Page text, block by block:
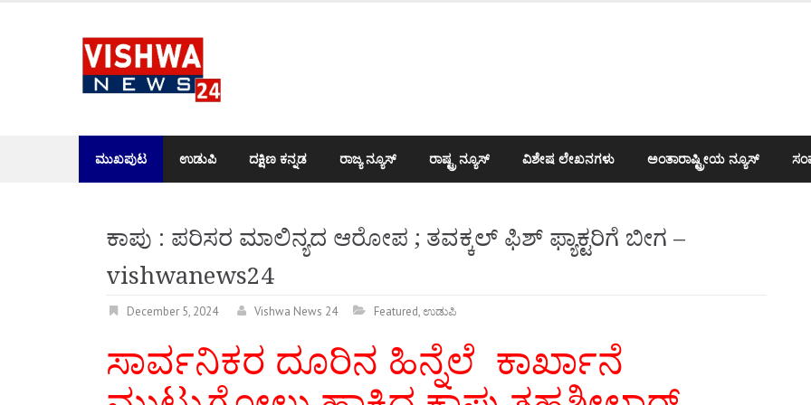
ಮುಖಪುಟ ಉಡುಪಿ ದಕ್ಷಿಣ ಕನ್ನಡ ರಾಜ್ಯ ನ್ಯೂಸ್ ರಾಷ್ಟ್ರ ನ್ಯೂಸ್ ವಿಶೇಷ ಲೇಖನಗಳು ಅಂತಾರಾಷ್ಟ್ರೀಯ ನ್ಯೂಸ್
ಕಾಪು : ಪರಿಸರ ಮಾಲಿನ್ಯದ ಆರೋಪ ; ತವಕ್ಕಲ್ ಫಿಶ್ ಫ್ಯಾಕ್ಟರಿಗೆ ಬೀಗ –
vishwanews24
December 5, 2024 Vishwa News 24 Featured,ಉಡುಪಿ
ಸಾರ್ವನಿಕರ ದೂರಿನ ಹಿನ್ನೆಲೆ ಕಾರ್ಖಾನೆ